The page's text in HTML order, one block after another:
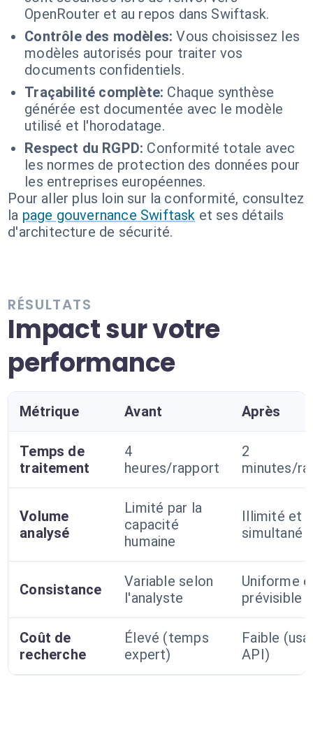
OpenRouter et au repos dans Swiftask.
Contrôle des modèles: Vous choisissez les
modèles autorisés pour traiter vos
documents confidentiels.
Traçabilité complète: Chaque synthèse
générée est documentée avec le modèle
utilisé et l'horodatage.
Respect du RGPD: Conformité totale avec
les normes de protection des données pour
les entreprises européennes.
Pour aller plus loin sur la conformité, consultez
la page gouvernance Swiftask et ses détails
d'architecture de sécurité.
RÉSULTATS
Impact sur votre
performance
Métrique Avant Après
Temps de
traitement
4
heures/rapport
2
minutes/
Volume
analysé
Limité par la
capacité
humaine
Illimité et
simultané
Consistance
Variable selon
l'analyste
Uniforme
prévisible
Coût de
recherche
Élevé (temps
expert)
Faible
API)